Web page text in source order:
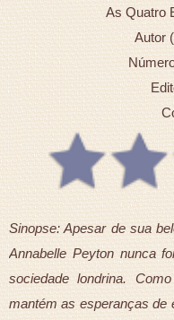
As Quatro
Autor
Sinopse: Apesar de sua
Annabelle Peyton nunca
sociedade londrina.
mantém as esperanças de